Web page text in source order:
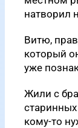
натворил
Витю,
который
уже
Жили с
кому-то